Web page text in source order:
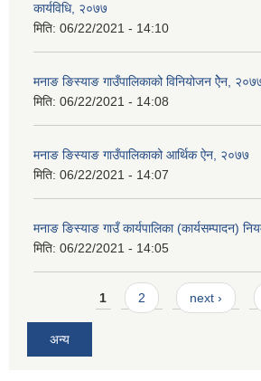
कार्यविधि, २०७७
मिति: 06/22/2021 - 14:10
मनाङ ङिस्याङ गाउँपालिकाको विनियोजन ऐेन,
मिति: 06/22/2021 - 14:08
मनाङ ङिस्याङ गाउँपालिकाको आर्थिक ऐन, २०७७
मिति: 06/22/2021 - 14:07
मनाङ ङिस्याङ गाउँ कार्यपालिका (कार्यसम्पादन)
मिति: 06/22/2021 - 14:05
Pages1 2 next ›
अन्य